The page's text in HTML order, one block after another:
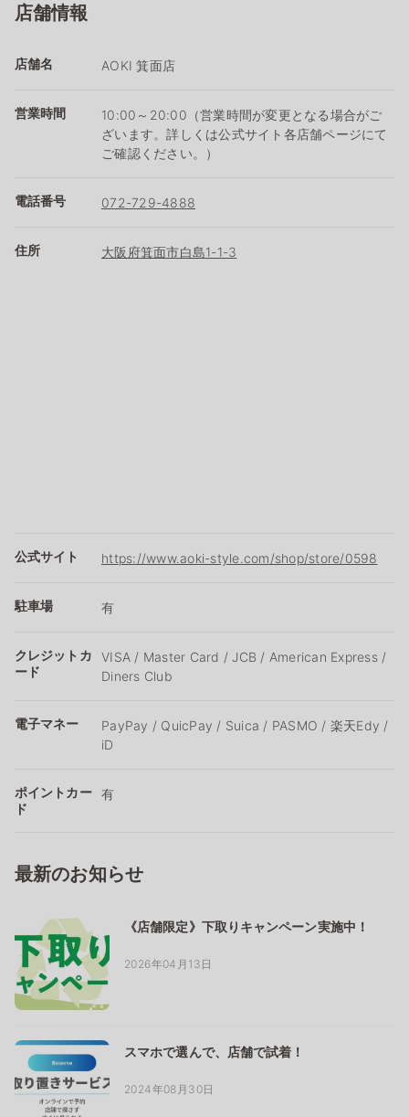
店舗情報
店舗名 AOKI 箕面店
営業時間
10:00～20:00（営業時間が変更となる場合がご
ざいます。詳しくは公式サイト各店舗ページにて
ご確認ください。）
電話番号 072-729-4888
住所 大阪府箕面市白島1-1-3
公式サイト https://www.aoki-style.com/shop/store/0598
駐車場 有
クレジットカ
ード
VISA / Master Card / JCB / American Express /
Diners Club
電子マネー
PayPay / QuicPay / Suica / PASMO / 楽天Edy /
iD
ポイントカー
ド
有
最新のお知らせ
《店舗限定》下取りキャンペーン実施中！
2026年04月13日
スマホで選んで、店舗で試着！
2024年08月30日